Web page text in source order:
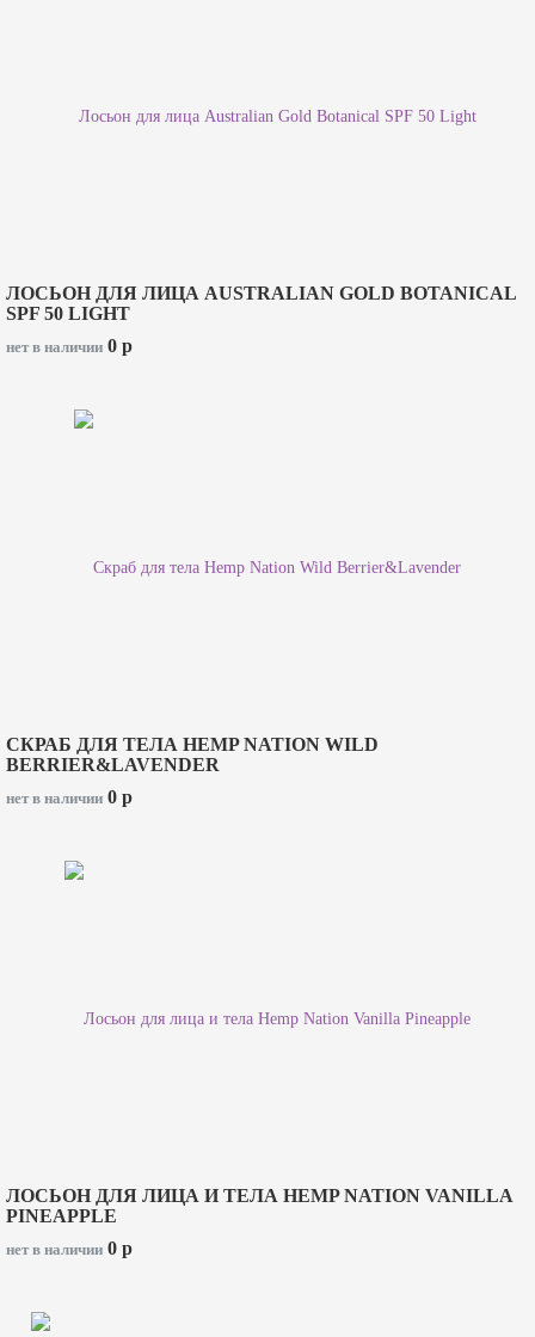
ЛОСЬОН ДЛЯ ЛИЦА AUSTRALIAN GOLD BOTANICAL
SPF 50 LIGHT
нет в наличии 0 p
СКРАБ ДЛЯ ТЕЛА HEMP NATION WILD
BERRIER&LAVENDER
нет в наличии 0 p
ЛОСЬОН ДЛЯ ЛИЦА И ТЕЛА HEMP NATION VANILLA
PINEAPPLE
нет в наличии 0 p